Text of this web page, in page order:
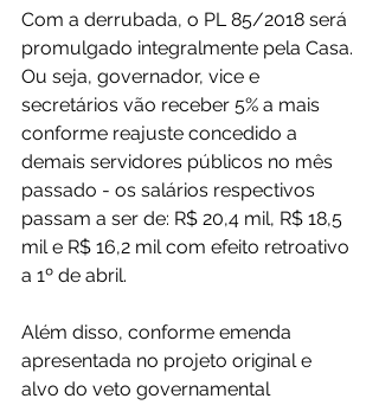
Com a derrubada, o PL 85/2018 será
promulgado integralmente pela Casa.
Ou seja, governador, vice e
secretários vão receber 5% a mais
conforme reajuste concedido a
demais servidores públicos no mês
passado - os salários respectivos
passam a ser de: R$ 20,4 mil, R$ 18,5
mil e R$ 16,2 mil com efeito retroativo
a 1º de abril.
Além disso, conforme emenda
apresentada no projeto original e
alvo do veto governamental